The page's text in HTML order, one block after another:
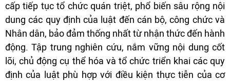
cấp tiếp tục tổ chức quán triệt, phổ biến sâu rộng nội
dung các quy định của luật đến cán bộ, công chức và
Nhân dân, bảo đảm thống nhất từ nhận thức đến hành
động. Tập trung nghiên cứu, nắm vững nội dung cốt
lõi, chủ động cụ thể hóa và tổ chức triển khai các quy
định của luật phù hợp với điều kiện thực tiễn của cơ